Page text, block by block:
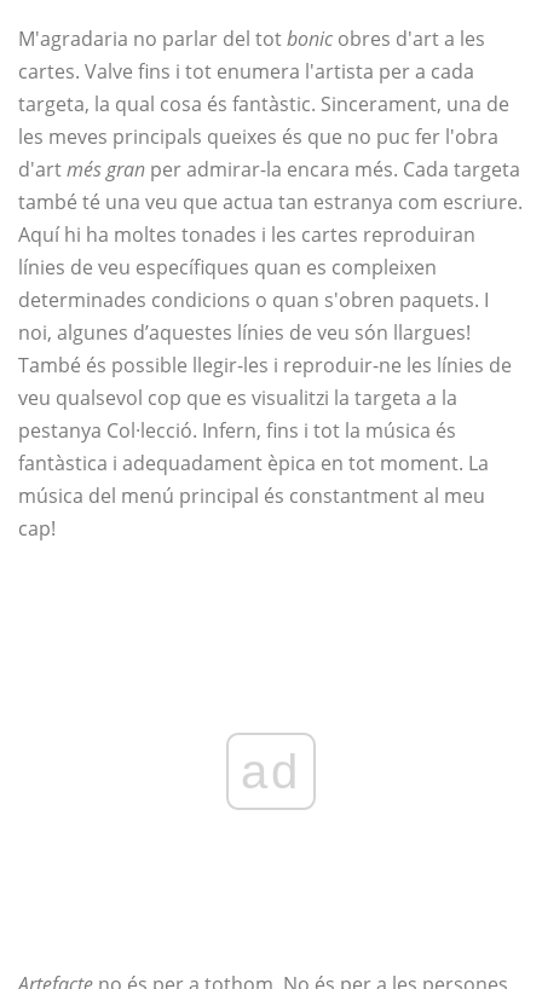
M'agradaria no parlar del totbonic obres d'art a les
cartes. Valve fins i tot enumera l'artista per a cada
targeta, la qual cosa és fantàstic. Sincerament, una de
les meves principals queixes és que no puc fer l'obra
d'artmés gran per admirar-la encara més. Cada targeta
també té una veu que actua tan estranya com escriure.
Aquí hi ha moltes tonades i les cartes reproduiran
línies de veu específiques quan es compleixen
determinades condicions o quan s'obren paquets. I
noi, algunes d’aquestes línies de veu són llargues!
També és possible llegir-les i reproduir-ne les línies de
veu qualsevol cop que es visualitzi la targeta a la
pestanya Col·lecció. Infern, fins i tot la música és
fantàstica i adequadament èpica en tot moment. La
música del menú principal és constantment al meu
cap!
ad